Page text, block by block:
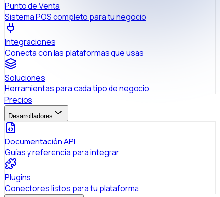
Punto de Venta
Sistema POS completo para tu negocio
Integraciones
Conecta con las plataformas que usas
Soluciones
Herramientas para cada tipo de negocio
Precios
Desarrolladores
Documentación API
Guías y referencia para integrar
Plugins
Conectores listos para tu plataforma